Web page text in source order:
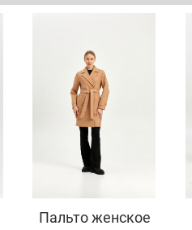
Пальто женское